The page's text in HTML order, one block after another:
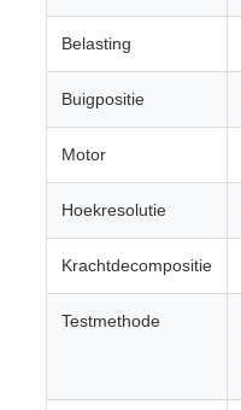
Belasting
Buigpositie
Motor
Hoekresolutie
Krachtdecompositie
Testmethode